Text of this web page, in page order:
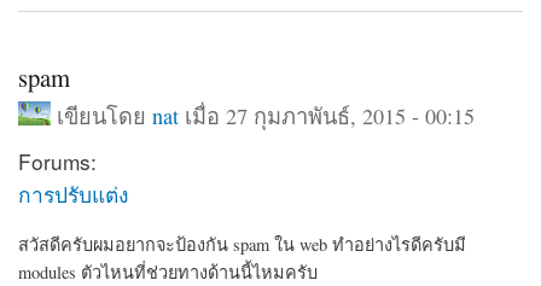
spam
เขียนโดย natเมื่อ 27 กุมภาพันธ์, 2015 - 00:15
Forums:
การปรับแต่ง
สวัสดีครับผมอยากจะป้องกัน spam ใน web ทำอย่างไรดีครับมี
modules ตัวไหนที่ช่วยทางด้านนี้ไหมครับ